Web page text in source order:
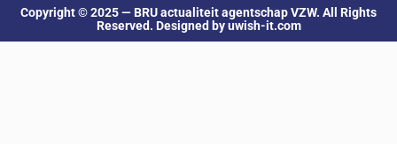
Copyright © 2025 — BRU actualiteit agentschap VZW. All Rights
Reserved. Designed by uwish-it.com